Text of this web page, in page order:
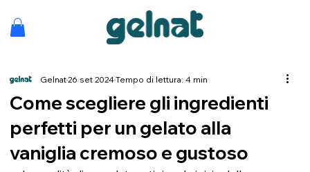
Come scegliere gli ingredienti
perfetti per un gelato alla
vaniglia cremoso e gustoso
Gelnat26 set 2024Tempo di lettura: 4 min